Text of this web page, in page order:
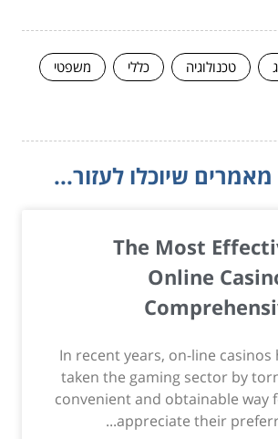
טכנולוגיה כללי
משפטי
שיוכלו לעזור...
The Most
Online
In recent years, on-line casinos
taken the gaming sector by
convenient and obtainable way
appreciate their